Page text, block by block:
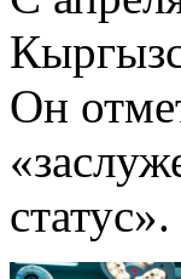
Он
статус».